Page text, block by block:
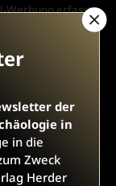
Werbung erfasst
der
in
in die
Zweck
Herder